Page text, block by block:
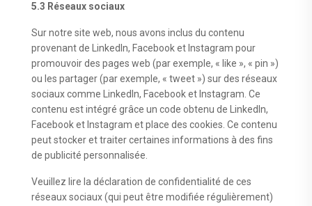
5.3 Réseaux sociaux
Sur notre site web, nous avons inclus du contenu
provenant de LinkedIn, Facebook et Instagram pour
promouvoir des pages web (par exemple, « like », « pin »)
ou les partager (par exemple, « tweet ») sur des réseaux
sociaux comme LinkedIn, Facebook et Instagram. Ce
contenu est intégré grâce un code obtenu de LinkedIn,
Facebook et Instagram et place des cookies. Ce contenu
peut stocker et traiter certaines informations à des fins
de publicité personnalisée.
Veuillez lire la déclaration de confidentialité de ces
réseaux sociaux (qui peut être modifiée régulièrement)